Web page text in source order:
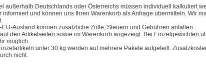
außerhalb Deutschlands oder Österreichs müssen individuell kalkuliert
und können uns Ihren Warenkorb als Anfrage übermitteln. Wir
Ausland können zusätzliche Zölle, Steuern und Gebühren anfallen.
den Artikelseiten sowie im Warenkorb angezeigt. Bei Einzelgewichten
möglich.
unter 30 kg werden auf mehrere Pakete aufgeteilt.
nicht.